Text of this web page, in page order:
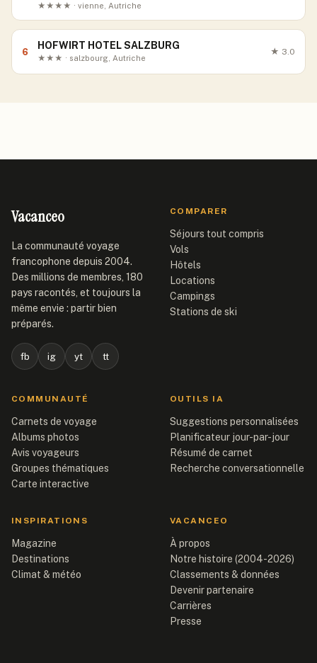
★★★★ · vienne, Autriche
6
HOFWIRT HOTEL SALZBURG
★★★ · salzbourg, Autriche
★ 3.0
Vacanceo
La communauté voyage
francophone depuis 2004.
Des millions de membres, 180
pays racontés, et toujours la
même envie : partir bien
préparés.
fb ig yt tt
COMPARER
Séjours tout compris
Vols
Hôtels
Locations
Campings
Stations de ski
COMMUNAUTÉ
Carnets de voyage
Albums photos
Avis voyageurs
Groupes thématiques
Carte interactive
OUTILS IA
Suggestions personnalisées
Planificateur jour-par-jour
Résumé de carnet
Recherche conversationnelle
INSPIRATIONS
Magazine
Destinations
Climat & météo
VACANCEO
À propos
Notre histoire (2004-2026)
Classements & données
Devenir partenaire
Carrières
Presse